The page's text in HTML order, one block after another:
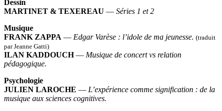
Dessin
MARTINET & TEXEREAU — Séries 1 et 2
Musique
FRANK ZAPPA — Edgar Varèse : l’idole de ma jeunesse. (traduit
par Jeanne Gatti)
ILAN KADDOUCH— Musique de concert vs relation
pédagogique.
Psychologie
JULIEN LAROCHE — L’expérience comme signification : de la
musique aux sciences cognitives.